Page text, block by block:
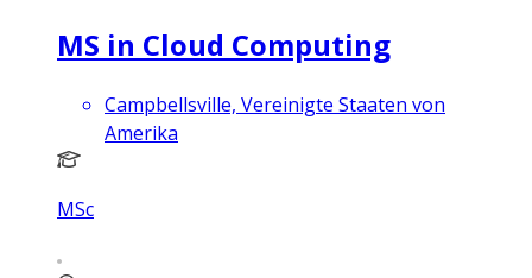
MS in Cloud Computing
Campbellsville, Vereinigte Staaten von
Amerika
MSc